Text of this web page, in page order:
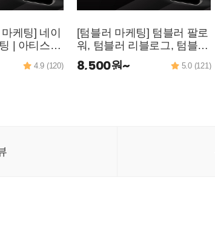
케팅] 네이
| 아티스트
트찜·대댓
플레이리스
4.9 (120)
[텀블러 마케팅] 텀블러 팔로
워, 텀블러 리블로그, 텀블러
좋아요, 텀블러 댓글, 텀블러
계정공유, 텀블러 포스트공
8,500원~ 5.0 (121)